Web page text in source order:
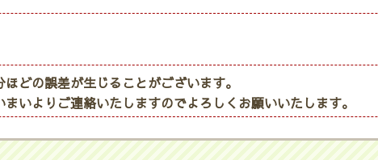
どの誤差が生じることがございます。
いよりご連絡いたしますのでよろしくお願いいたします。